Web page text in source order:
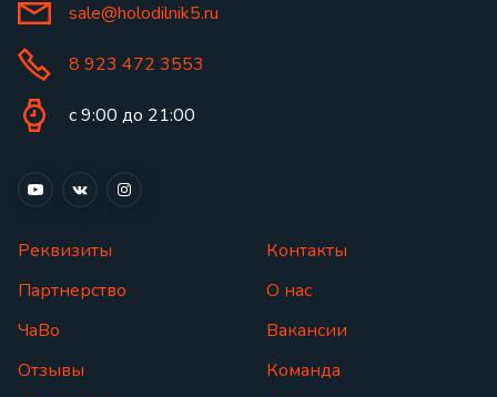
sale@holodilnik5.ru
8 923 472 3553
с 9:00 до 21:00
Реквизиты
Партнерство
ЧаВо
Отзывы
Контакты
О нас
Вакансии
Команда